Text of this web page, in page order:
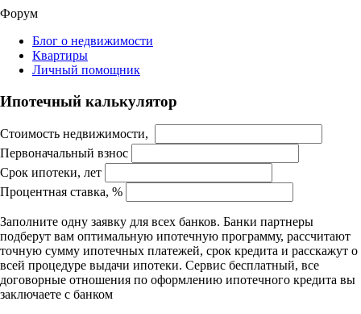
Форум
Блог о недвижимости
Квартиры
Личный помощник
Ипотечный калькулятор
Стоимость недвижимости,
Первоначальный взнос
Срок ипотеки, лет
Процентная ставка, %
Заполните одну заявку для всех банков. Банки партнеры
подберут вам оптимальную ипотечную программу, рассчитают
точную сумму ипотечных платежей, срок кредита и расскажут о
всей процедуре выдачи ипотеки. Сервис бесплатный, все
договорные отношения по оформлению ипотечного кредита вы
заключаете с банком